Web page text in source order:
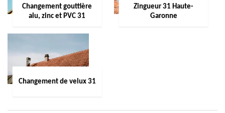
Changement gouttière
alu, zinc et PVC 31
Zingueur 31 Haute-
Garonne
Changement de velux 31